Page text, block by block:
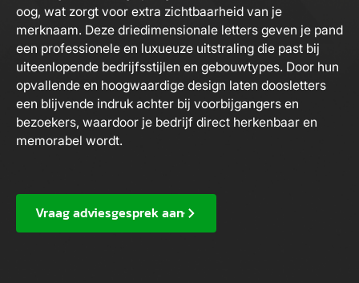
oog, wat zorgt voor extra zichtbaarheid van je
merknaam. Deze driedimensionale letters geven je pand
een professionele en luxueuze uitstraling die past bij
uiteenlopende bedrijfsstijlen en gebouwtypes. Door hun
opvallende en hoogwaardige design laten doosletters
een blijvende indruk achter bij voorbijgangers en
bezoekers, waardoor je bedrijf direct herkenbaar en
memorabel wordt.
Vraag adviesgesprek aan